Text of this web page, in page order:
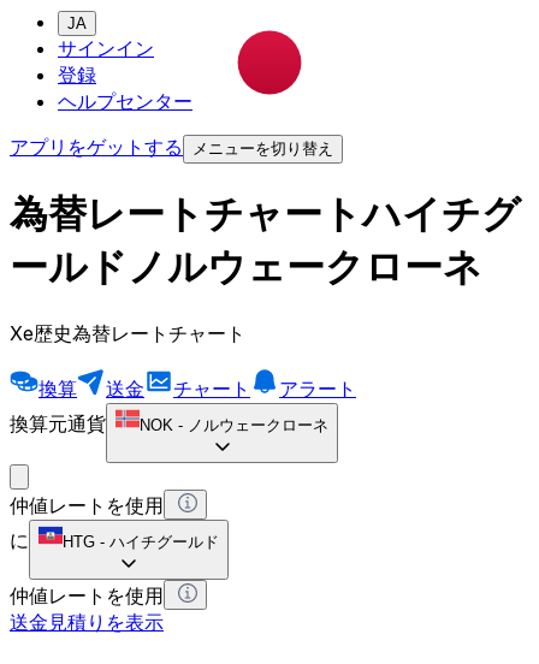
JA
サインイン
登録
ヘルプセンター
アプリをゲットする
メニューを切り替え
為替レートチャートハイチグ
ールドノルウェークローネ
Xe歴史為替レートチャート
換算 送金 チャート
アラート
換算元通貨
NOK - ノルウェークローネ
仲値レートを使用
に
HTG - ハイチグールド
仲値レートを使用
送金見積りを表示